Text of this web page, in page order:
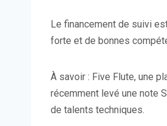
Le financement de suivi
forte et de bonnes
À savoir : Five Flute, une
récemment levé une note
de talents techniques.